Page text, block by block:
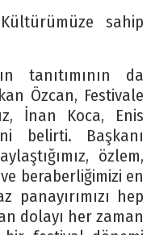
sahip
tanıtımının da
Özcan, Festivale
İnan Koca, Enis
belirti. Başkanı
özlem,
beraberliğimizi en
panayırımızı hep
dolayı her zaman